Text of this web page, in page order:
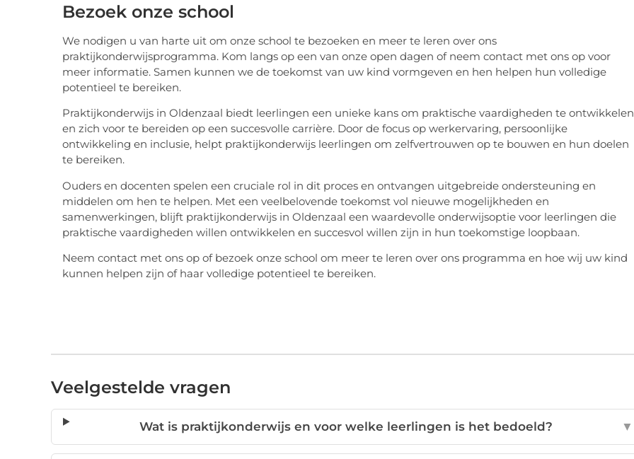
Bezoek onze school
We nodigen u van harte uit om onze school te bezoeken en meer te leren over ons
praktijkonderwijsprogramma. Kom langs op een van onze open dagen of neem contact met ons op voor
meer informatie. Samen kunnen we de toekomst van uw kind vormgeven en hen helpen hun volledige
potentieel te bereiken.
Praktijkonderwijs in Oldenzaal biedt leerlingen een unieke kans om praktische vaardigheden te ontwikkelen
en zich voor te bereiden op een succesvolle carrière. Door de focus op werkervaring, persoonlijke
ontwikkeling en inclusie, helpt praktijkonderwijs leerlingen om zelfvertrouwen op te bouwen en hun doelen
te bereiken.
Ouders en docenten spelen een cruciale rol in dit proces en ontvangen uitgebreide ondersteuning en
middelen om hen te helpen. Met een veelbelovende toekomst vol nieuwe mogelijkheden en
samenwerkingen, blijft praktijkonderwijs in Oldenzaal een waardevolle onderwijsoptie voor leerlingen die
praktische vaardigheden willen ontwikkelen en succesvol willen zijn in hun toekomstige loopbaan.
Neem contact met ons op of bezoek onze school om meer te leren over ons programma en hoe wij uw kind
kunnen helpen zijn of haar volledige potentieel te bereiken.
Veelgestelde vragen
Wat is praktijkonderwijs en voor welke leerlingen is het bedoeld? ▼